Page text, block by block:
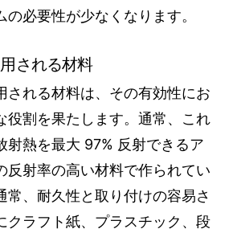
の必要性が少なくなります。
される材料
される材料は、その有効性にお
役割を果たします。通常、これ
射熱を最大 97% 反射できるア
反射率の高い材料で作られてい
常、耐久性と取り付けの容易さ
クラフト紙、プラスチック、段